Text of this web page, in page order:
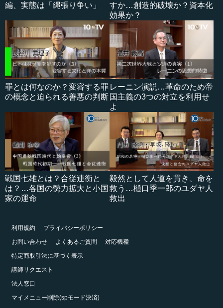
編、実態は「縄張り争い」
すか…創造的破壊か？資本化
効果か？
罪とは何なのか？変容する罪
の概念と迫られる善悪の判断
レーニン演説…革命のため帝
国主義の3つの対立を利用せ
よ
戦国七雄とは？合従連衡と
は？…各国の勢力拡大と小国
家の運命
毅然として人道を貫き、命を
救う…樋口季一郎のユダヤ人
救出
利用規約
プライバシーポリシー
お問い合わせ
よくあるご質問
対応機種
特定商取引法に基づく表示
講師リクエスト
法人窓口
マイメニュー削除(spモード決済)